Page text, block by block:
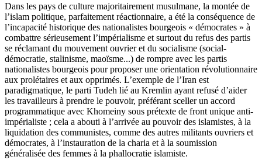
Dans les pays de culture majoritairement musulmane, la montée de
l’islam politique, parfaitement réactionnaire, a été la conséquence de
l’incapacité historique des nationalistes bourgeois « démocrates » à
combattre sérieusement l’impérialisme et surtout du refus des partis
se réclamant du mouvement ouvrier et du socialisme (social-
démocratie, stalinisme, maoïsme...) de rompre avec les partis
nationalistes bourgeois pour proposer une orientation révolutionnaire
aux prolétaires et aux opprimés. L’exemple de l’Iran est
paradigmatique, le parti Tudeh lié au Kremlin ayant refusé d’aider
les travailleurs à prendre le pouvoir, préférant sceller un accord
programmatique avec Khomeiny sous prétexte de front unique anti-
impérialiste ; cela a abouti à l’arrivée au pouvoir des islamistes, à la
liquidation des communistes, comme des autres militants ouvriers et
démocrates, à l’instauration de la charia et à la soumission
généralisée des femmes à la phallocratie islamiste.